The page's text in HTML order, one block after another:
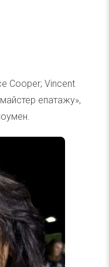
Cooper; Vincent
епатажу»,